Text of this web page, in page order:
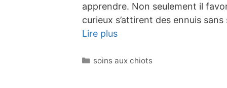
apprendre. Non seulement il
curieux s’attirent des ennuis
Lire plus
Catégories
soins aux chiots